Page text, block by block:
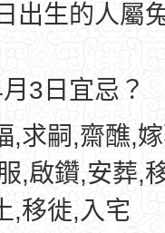
出生的人屬
3日宜忌？
,求嗣,齋醮,
,啟鑽,安葬,
,移徙,入宅